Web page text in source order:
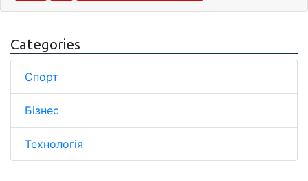
Categories
Спорт
Бізнес
Технологія